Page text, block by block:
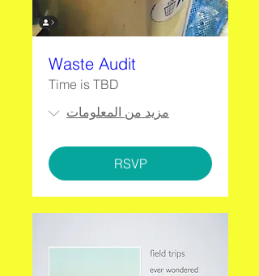
Waste Audit
Time is TBD
مزيد من المعلومات
RSVP